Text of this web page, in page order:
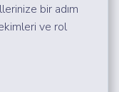
bir adım
ve rol